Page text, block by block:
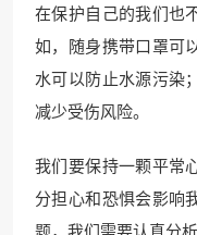
在保护自己的我们也
如，随身携带口罩可
水可以防止水源污染
减少受伤风险。
我们要保持一颗平常
分担心和恐惧会影响